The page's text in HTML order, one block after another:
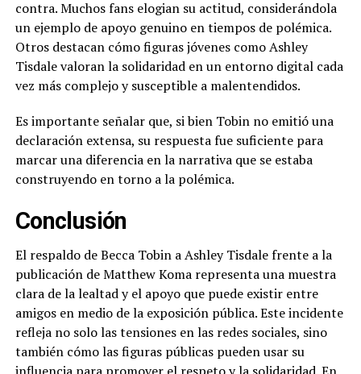
contra. Muchos fans elogian su actitud, considerándola
un ejemplo de apoyo genuino en tiempos de polémica.
Otros destacan cómo figuras jóvenes como Ashley
Tisdale valoran la solidaridad en un entorno digital cada
vez más complejo y susceptible a malentendidos.
Es importante señalar que, si bien Tobin no emitió una
declaración extensa, su respuesta fue suficiente para
marcar una diferencia en la narrativa que se estaba
construyendo en torno a la polémica.
Conclusión
El respaldo de Becca Tobin a Ashley Tisdale frente a la
publicación de Matthew Koma representa una muestra
clara de la lealtad y el apoyo que puede existir entre
amigos en medio de la exposición pública. Este incidente
refleja no solo las tensiones en las redes sociales, sino
también cómo las figuras públicas pueden usar su